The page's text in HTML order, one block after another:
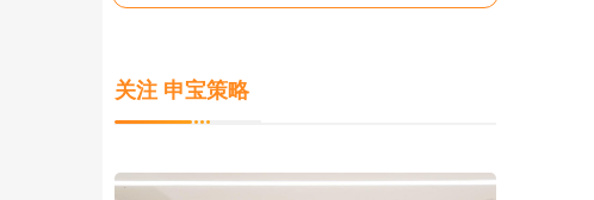
关注 申宝策略